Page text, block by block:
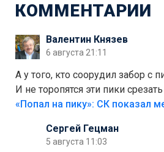
КОММЕНТАРИИ
Валентин Князев
6 августа 21:11
А у того, кто соорудил забор с
И не торопятся эти пики срезать
Сергей Гецман
5 августа 11:03